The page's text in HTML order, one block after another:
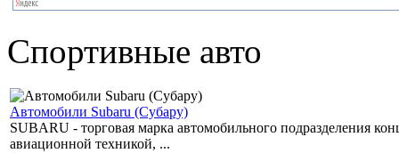
Спортивные авто
Автомобили Subaru (Субару)
SUBARU - торговая марка автомобильного подразделения
авиационной техникой, ...